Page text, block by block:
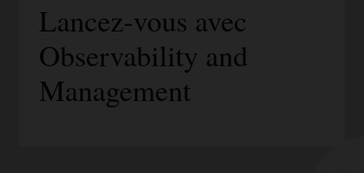
Lancez-vous avec
Observability and
Management